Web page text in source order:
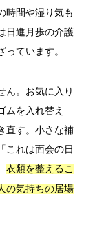
時間や湿り気も
日進月歩の介護
ています。
ん。お気に入り
ムを入れ替え
直す。小さな補
これは面会の日
衣類を整えるこ
の気持ちの居場